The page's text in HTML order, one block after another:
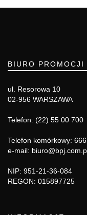
BIURO PROMOCJI
ul. Resorowa 10
02-956 WARSZAWA
Telefon: (22) 55 00 700
Telefon komórkowy:
e-mail:
NIP: 951-21-36-084
REGON: 015897725